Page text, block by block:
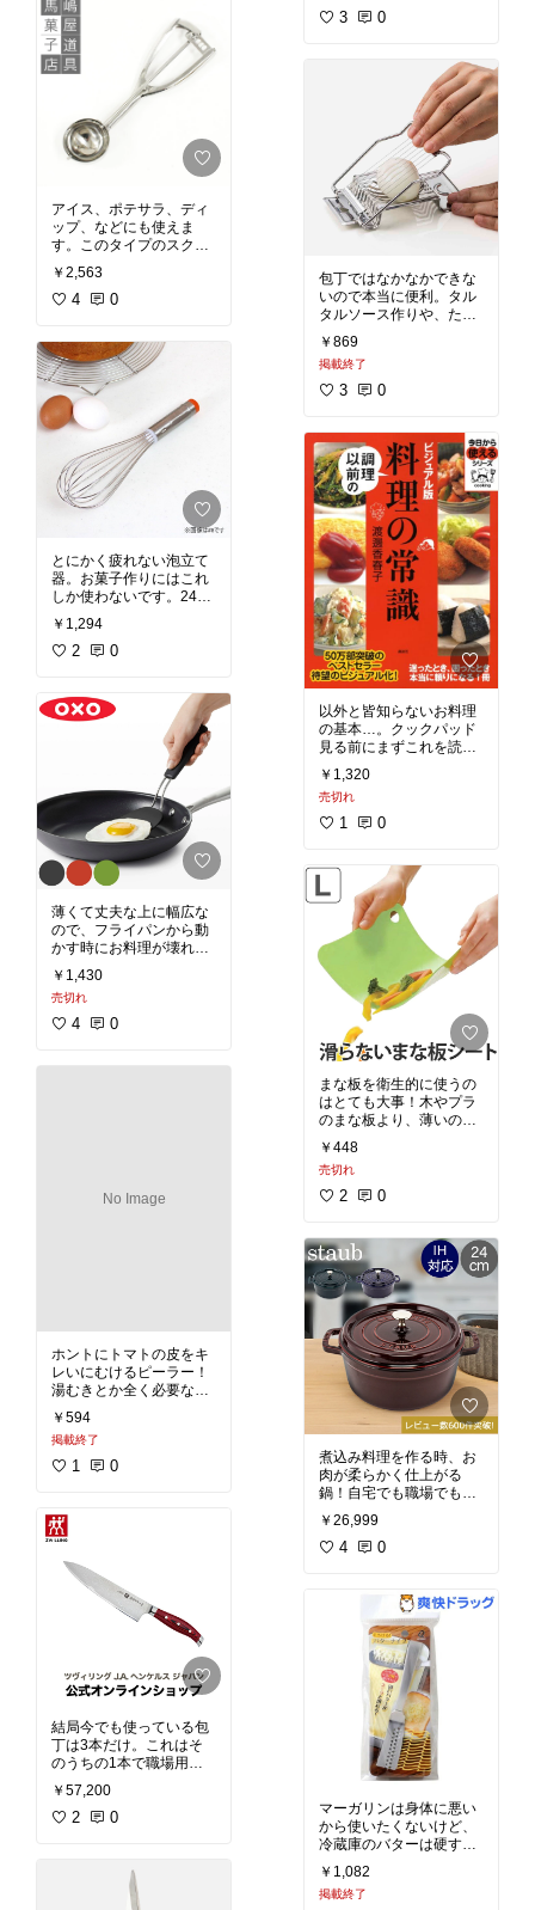
アイス、ポテサラ、ディ
ップ、などにも使えま
す。このタイプのスクー
パーが1番形がキレイに
もりつけることができま
す。 #あったら便利
￥2,563
4 0
とにかく疲れない泡立て
器。お菓子作りにはこれ
しか使わないです。24セ
ンチ径のボウルにぴった
り。
￥1,294
2 0
薄くて丈夫な上に幅広な
ので、フライパンから動
かす時にお料理が壊れま
せん。#あったら便利
￥1,430
売切れ
4 0
No Image
ホントにトマトの皮をキ
レいにむけるピーラー！
湯むきとか全く必要なく
なりました。リッターの
ピーラーにかなうものは
なし！
￥594
掲載終了
1 0
結局今でも使っている包
丁は3本だけ。これはそ
のうちの1本で職場用。
少し重いので女性向きで
はないかも。1度も研い
だことないけどスパスパ
￥57,200
2 0
3 0
包丁ではなかなかできな
いので本当に便利。タル
タルソース作りや、たま
ごサンドに。
￥869
掲載終了
3 0
以外と皆知らないお料理
の基本…。クックパッド
見る前にまずこれを読ん
だ方がいいと思います。
#おすすめ本
￥1,320
売切れ
1 0
まな板を衛生的に使うの
はとても大事！木やプラ
のまな板より、薄いのを
何枚も替え洗って使うの
が安全です。消毒、乾燥
も軽くて早い。オススメ
です。
￥448
売切れ
2 0
煮込み料理を作る時、お
肉が柔らかく仕上がる
鍋！自宅でも職場でもつ
かってます。
￥26,999
4 0
マーガリンは身体に悪い
から使いたくないけど、
冷蔵庫のバターは硬すぎ
る…！これなら麺のよう
にバターがでてくるから
すぐパンにぬれます。自
￥1,082
掲載終了